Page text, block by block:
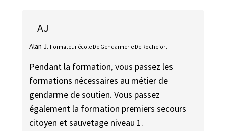
AJ
Alan J. Formateur école De Gendarmerie De Rochefort
Pendant la formation, vous passez les
formations nécessaires au métier de
gendarme de soutien. Vous passez
également la formation premiers secours
citoyen et sauvetage niveau 1.